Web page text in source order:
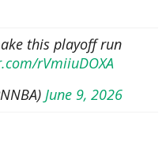
this playoff run
rVmiiuDOXA
June 9, 2026